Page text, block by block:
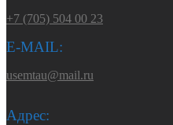
+7 (705) 504 00 23
E-MAIL:
usemtau@mail.ru
Адрес: